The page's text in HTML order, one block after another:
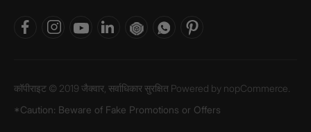
कॉपीराइट © 2019 जैक्वार, सर्वाधिकार सुरक्षित Powered by nopCommerce.
*Caution: Beware of Fake Promotions or Offers